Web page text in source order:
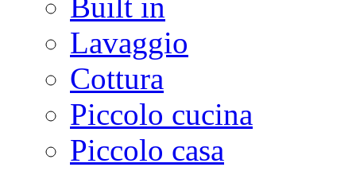
Lavaggio
Cottura
Piccolo cucina
Piccolo casa